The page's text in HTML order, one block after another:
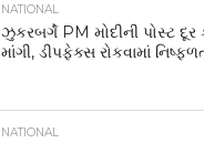
NATIONAL
ઝુકરબર્ગે PM મોદીની પોસ્ટ દૂર
માંગી, ડીપફેક્સ રોકવામાં
NATIONAL